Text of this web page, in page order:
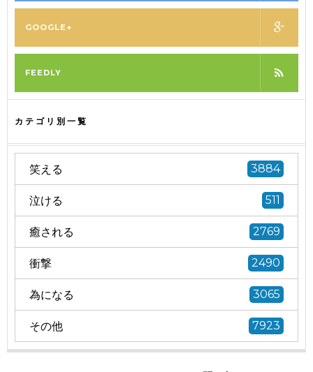
GOOGLE+
FEEDLY
カテゴリ別一覧
笑える 3884
泣ける 511
癒される 2769
衝撃 2490
為になる 3065
その他 7923